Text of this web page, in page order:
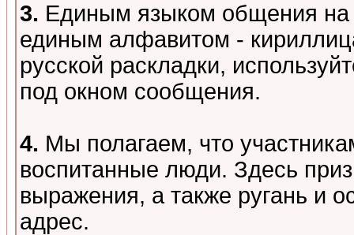
3. Единым языком общения на
единым алфавитом -
русской раскладки,
под окном сообщения.
4. Мы полагаем, что
воспитанные люди. Здесь
выражения, а также ругань и
адрес.